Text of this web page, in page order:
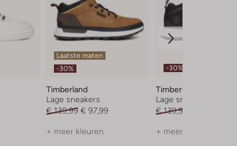
Laatste maten
-30%
Timberland
Lage sneakers
€ 139,99 € 97,99
+ meer kleuren
-30%
Timberland
Lage sneakers
€ 139,99
+ meer kleuren